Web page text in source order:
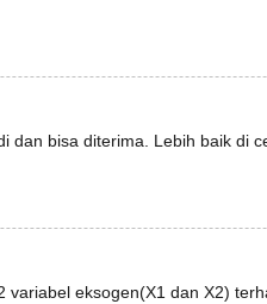
dan bisa diterima. Lebih baik di
variabel eksogen(X1 dan X2)